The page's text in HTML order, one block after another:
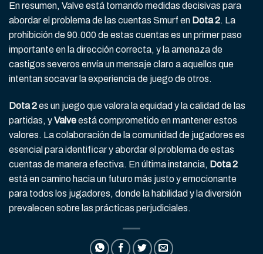
En resumen, Valve está tomando medidas decisivas para
abordar el problema de las cuentas Smurf en Dota 2. La
prohibición de 90.000 de estas cuentas es un primer paso
importante en la dirección correcta, y la amenaza de
castigos severos envía un mensaje claro a aquellos que
intentan socavar la experiencia de juego de otros.
Dota 2es un juego que valora la equidad y la calidad de las
partidas, yValveestá comprometido en mantener estos
valores. La colaboración de la comunidad de jugadores es
esencial para identificar y abordar el problema de estas
cuentas de manera efectiva. En última instancia, Dota 2
está en camino hacia un futuro más justo y emocionante
para todos los jugadores, donde la habilidad y la diversión
prevalecen sobre las prácticas perjudiciales.